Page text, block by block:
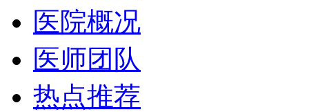
医院概况
医师团队
热点推荐